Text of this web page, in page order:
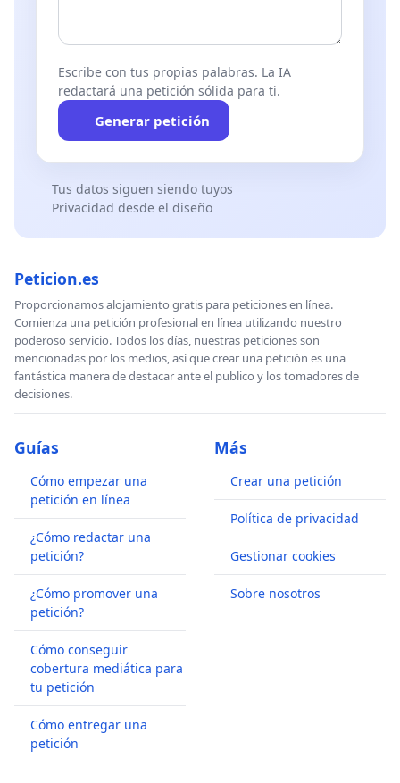
Escribe con tus propias palabras. La IA
redactará una petición sólida para ti.
Generar petición
Tus datos siguen siendo tuyos
Privacidad desde el diseño
Peticion.es
Proporcionamos alojamiento gratis para peticiones en línea.
Comienza una petición profesional en línea utilizando nuestro
poderoso servicio. Todos los días, nuestras peticiones son
mencionadas por los medios, así que crear una petición es una
fantástica manera de destacar ante el publico y los tomadores de
decisiones.
Guías
Cómo empezar una
petición en línea
¿Cómo redactar una
petición?
¿Cómo promover una
petición?
Cómo conseguir
cobertura mediática para
tu petición
Cómo entregar una
petición
Más
Crear una petición
Política de privacidad
Gestionar cookies
Sobre nosotros